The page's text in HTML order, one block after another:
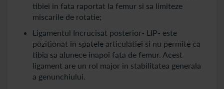
tibiei in fata raportat la femur si sa limiteze
miscarile de rotatie;
Ligamentul Incrucisat posterior- LIP- este
pozitionat in spatele articulatiei si nu permite ca
tibia sa alunece inapoi fata de femur. Acest
ligament are un rol major in stabilitatea generala
a genunchiului.